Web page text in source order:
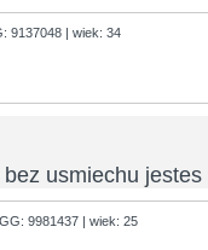
9137048 | wiek: 34
bez usmiechu
9981437 | wiek: 25